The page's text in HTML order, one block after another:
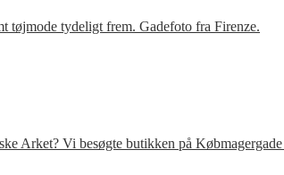
tøjmode tydeligt frem. Gadefoto fra Firenze.
Arket? Vi besøgte butikken på